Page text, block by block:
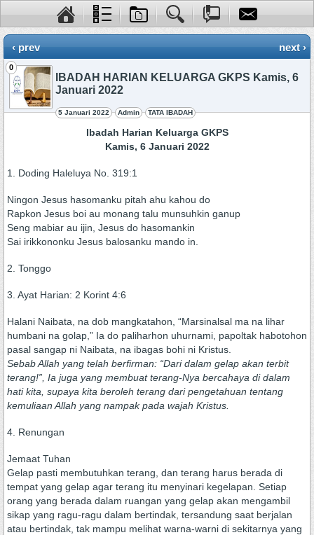
‹ prev next ›
0
IBADAH HARIAN KELUARGA GKPS Kamis, 6
Januari 2022
5 Januari 2022 Admin TATA IBADAH
Ibadah Harian Keluarga GKPS
Kamis, 6 Januari 2022
1. Doding Haleluya No. 319:1
Ningon Jesus hasomanku pitah ahu kahou do
Rapkon Jesus boi au monang talu munsuhkin ganup
Seng mabiar au ijin, Jesus do hasomankin
Sai irikkononku Jesus balosanku mando in.
2. Tonggo
3. Ayat Harian: 2 Korint 4:6
Halani Naibata, na dob mangkatahon, “Marsinalsal ma na lihar
humbani na golap,” Ia do paliharhon uhurnami, papoltak habotohon
pasal sangap ni Naibata, na ibagas bohi ni Kristus.
Sebab Allah yang telah berfirman: “Dari dalam gelap akan terbit
terang!”, Ia juga yang membuat terang-Nya bercahaya di dalam
hati kita, supaya kita beroleh terang dari pengetahuan tentang
kemuliaan Allah yang nampak pada wajah Kristus.
4. Renungan
Jemaat Tuhan
Gelap pasti membutuhkan terang, dan terang harus berada di
tempat yang gelap agar terang itu menyinari kegelapan. Setiap
orang yang berada dalam ruangan yang gelap akan mengambil
sikap yang ragu-ragu dalam bertindak, tersandung saat berjalan
atau bertindak, tak mampu melihat warna-warni di sekitarnya yang